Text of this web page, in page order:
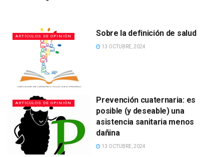
ARTÍCULOS DE OPINIÓN Sobre la definición de salud
13 OCTUBRE, 2024
ARTÍCULOS DE OPINIÓN
Prevención cuaternaria: es
posible (y deseable) una
asistencia sanitaria menos
dañina
13 OCTUBRE, 2024